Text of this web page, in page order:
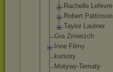
Rachelle Lefevre
Robert Pattinson
Taylor Lautner
Gra Zmierzch
Inne Filmy
kursory
Motywy-Tematy